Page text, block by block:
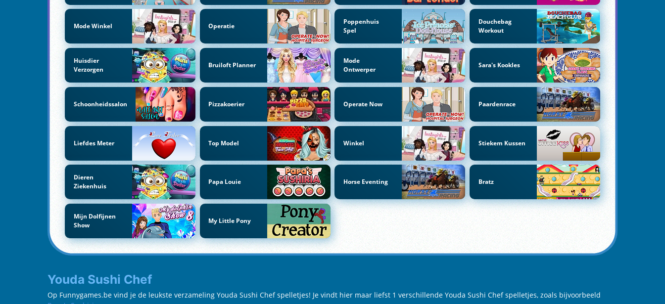
Mode Winkel Operatie
Poppenhuis
Spel
Douchebag
Workout
Huisdier
Verzorgen
Bruiloft Planner
Mode
Ontwerper
Sara's Kookles
Schoonheidssalon Pizzakoerier Operate Now Paardenrace
Liefdes Meter Top Model Winkel Stiekem Kussen
Dieren
Ziekenhuis
Papa Louie Horse Eventing Bratz
Mijn Dolfijnen
Show
My Little Pony
Youda Sushi Chef
Op Funnygames.be vind je de leukste verzameling Youda Sushi Chef spelletjes! Je vindt hier maar liefst 1 verschillende Youda Sushi Chef spelletjes, zoals bijvoorbeeld